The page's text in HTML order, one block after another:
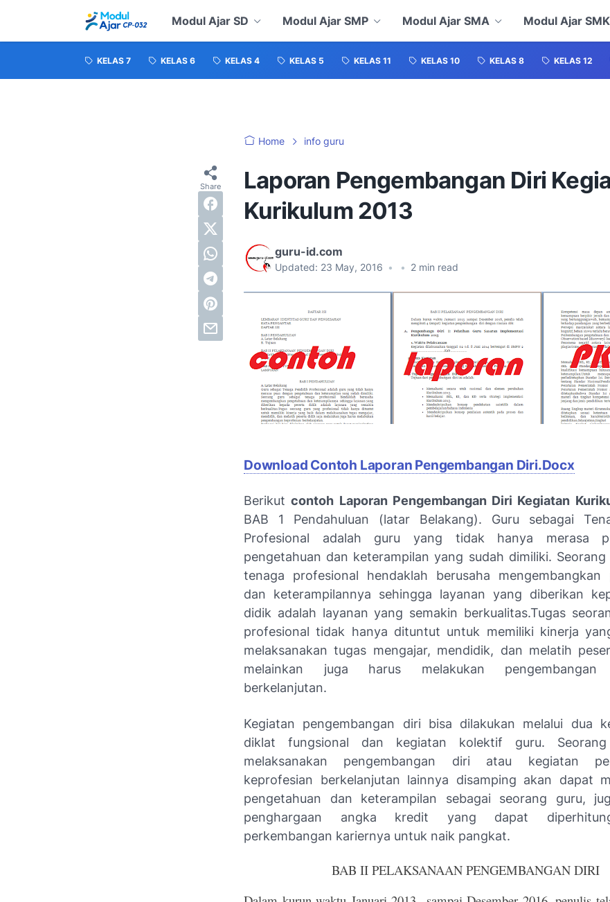
Modul Ajar SD Modul Ajar SMP Modul Ajar SMA Modul Ajar SMK
KELAS 7 KELAS 6 KELAS 4 KELAS 5 KELAS 11 KELAS 10 KELAS 8 KELAS 12
Home info guru
Laporan Pengembangan Diri
Kurikulum 2013
guru-id.com
Updated: 23 May, 2016 • • 2 min read
Download Contoh Laporan Pengembangan Diri.Docx
Berikutcontoh Laporan Pengembangan Diri Kegiatan
BAB 1 Pendahuluan (latar Belakang). Guru sebagai
Profesional adalah guru yang tidak hanya merasa
pengetahuan dan keterampilan yang sudah dimiliki. Seorang
tenaga profesional hendaklah berusaha mengembangkan
dan keterampilannya sehingga layanan yang diberikan
didik adalah layanan yang semakin berkualitas.Tugas
profesional tidak hanya dituntut untuk memiliki kinerja
melaksanakan tugas mengajar, mendidik, dan melatih
melainkan juga harus melakukan pengembangan
berkelanjutan.
Kegiatan pengembangan diri bisa dilakukan melalui dua
diklat fungsional dan kegiatan kolektif guru.
melaksanakan pengembangan diri atau kegiatan
keprofesian berkelanjutan lainnya disamping akan dapat
pengetahuan dan keterampilan sebagai seorang guru,
penghargaan angka kredit yang dapat
perkembangan kariernya untuk naik pangkat.
BAB II PELAKSANAAN PENGEMBANGAN DIRI